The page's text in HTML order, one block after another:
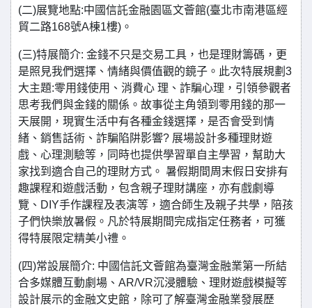
(二)展覽地點:中國信託金融園區文薈館(臺北市南港區經
貿二路168號A棟1樓)。
(三)特展簡介: 金錢不只是交易工具，也是理財籌碼，更
是照見我們選擇、情緒與價值觀的鏡子。此次特展規劃3
大主題:零用錢使用、消費心 理、詐騙心理，引領參觀者
思考我們與金錢的關係。故事從主角領到零用錢的那一
天展開，現實生活中有各種金錢選擇，是否會受到情
緒、銷售話術、詐騙陷阱影響? 展場設計多種理財遊
戲、心理測驗等，同時也提供學習單自主學習，幫助大
家找到適合自己的理財方式。 暑假期間周末假日安排有
趣課程和遊戲活動，包含親子理財講座，亦有戲劇導
覽、DIY手作課程及表演等，適合師生及親子共學，陪孩
子們快樂放暑假。凡於特展期間完成指定任務者，可獲
得特展限定精美小禮。
(四)常設展簡介: 中國信託文薈館為臺灣金融業第一所結
合多媒體互動劇場、AR/VR沉浸體驗、理財遊戲模擬等
設計展示的金融文史館，除可了解臺灣金融業發展歷